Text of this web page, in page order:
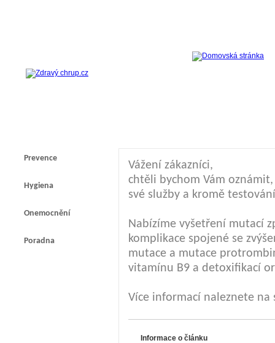
Prevence
Hygiena
Onemocnění
Poradna
Vážení zákazníci,
chtěli bychom Vám
své služby a kromě
Nabízíme vyšetření mutací
komplikace spojené se
mutace a mutace
vitamínu B9 a detoxifikací
Více informací naleznete
Informace o článku